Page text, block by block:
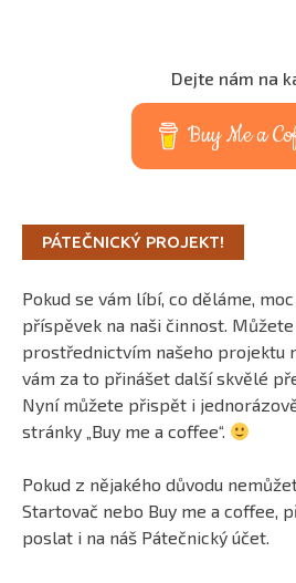
Dejte nám na
Buy Me a
PÁTEČNICKÝ PROJEKT!
Pokud se vám líbí, co děláme,
příspěvek na naši činnost.
prostřednictvím našeho projektu
vám za to přinášet další skvělé
Nyní můžete přispět i
stránky „Buy me a coffee“.
Pokud z nějakého důvodu
Startovač nebo Buy me a coffee,
poslat i na náš Pátečnický účet.